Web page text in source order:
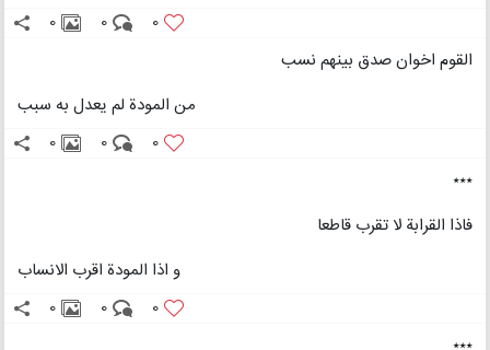
0
0
0
القوم اخوان صدق بینهم نسب
من المودة لم یعدل به سبب
0
0
0
٭٭٭
فاذا القرابة لا تقرب قاطعا
و اذا المودة اقرب الانساب
0
0
0